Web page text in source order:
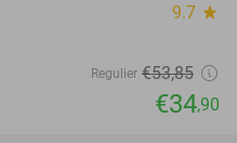
9.7 star
Regulier €53,85
€34,90